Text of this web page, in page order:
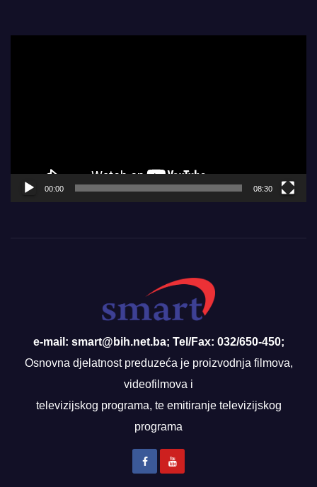
00:00 08:30
e-mail: smart@bih.net.ba; Tel/Fax: 032/650-450;
Osnovna djelatnost preduzeća je proizvodnja filmova,
videofilmova i
televizijskog programa, te emitiranje televizijskog
programa